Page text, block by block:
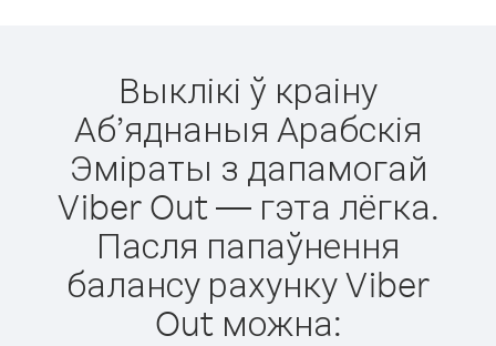
Выклікі ў краіну
Аб’яднаныя Арабскія
Эміраты з дапамогай
Viber Out — гэта лёгка.
Пасля папаўнення
балансу рахунку Viber
Out можна: